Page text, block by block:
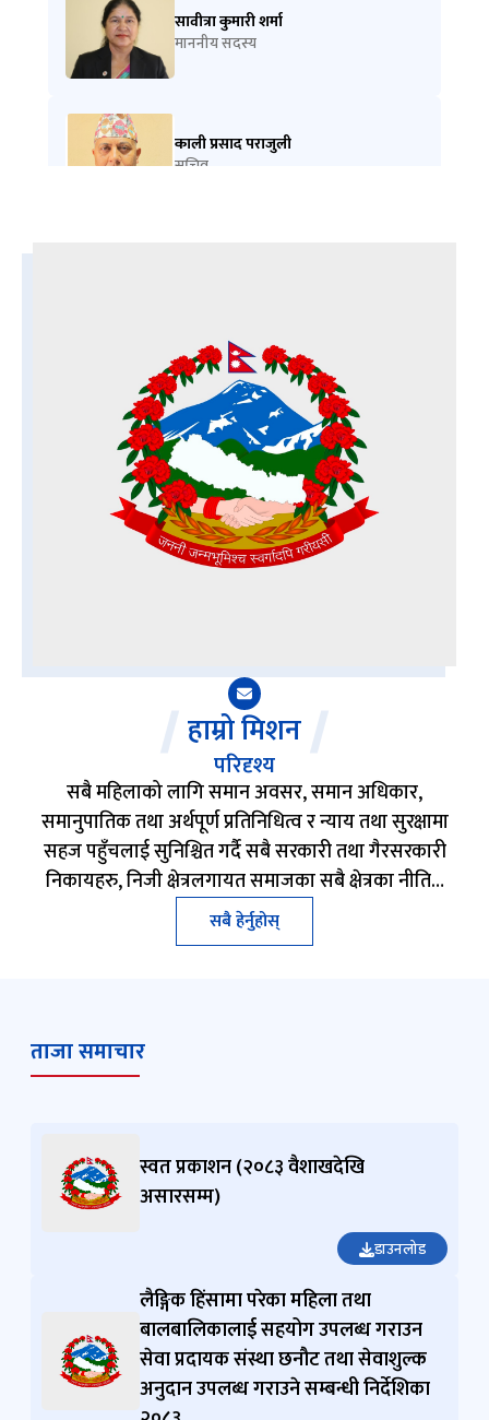
सावीत्रा कुमारी शर्मा
माननीय सदस्य
काली प्रसाद पराजुली
सचिव
हाम्रो मिशन
परिदृश्य
सबै महिलाको लागि समान अवसर, समान अधिकार,
समानुपातिक तथा अर्थपूर्ण प्रतिनिधित्व र न्याय तथा सुरक्षामा
सहज पहुँचलाई सुनिश्चित गर्दै सबै सरकारी तथा गैरसरकारी
निकायहरु, निजी क्षेत्रलगायत समाजका सबै क्षेत्रका नीति…
सबै हेर्नुहोस्
ताजा समाचार
स्वत प्रकाशन (२०८३ वैशाखदेखि
असारसम्म)
डाउनलोड
लैङ्गिक हिंसामा परेका महिला तथा
बालबालिकालाई सहयोग उपलब्ध गराउन
सेवा प्रदायक संस्था छनौट तथा सेवाशुल्क
अनुदान उपलब्ध गराउने सम्बन्धी निर्देशिका